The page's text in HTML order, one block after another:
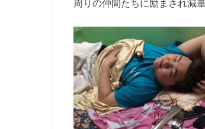
周りの仲間たちに励まされ減